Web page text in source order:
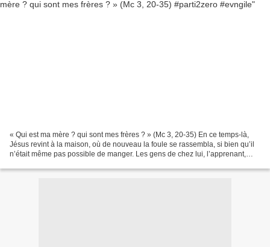
« Qui est ma mère ? qui sont mes frères ? » (Mc 3, 20-35) En ce temps-là,
Jésus revint à la maison, où de nouveau la foule se rassembla, si bien qu’il
n’était même pas possible de manger. Les gens de chez lui, l’apprenant,